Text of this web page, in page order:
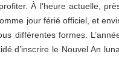
À l’heure actuelle,
jour férié officiel, et
différentes formes.
d’inscrire le Nouvel An